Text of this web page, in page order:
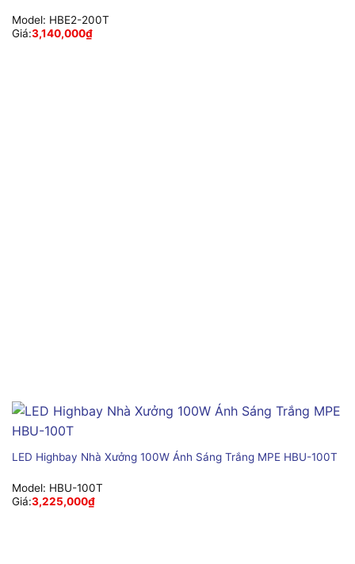
Model: HBE2-200T
Giá:3,140,000₫
LED Highbay Nhà Xưởng 100W Ánh Sáng Trắng MPE HBU-100T
Model: HBU-100T
Giá:3,225,000₫